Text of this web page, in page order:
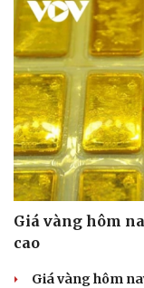
Du lịch
Tư vấn
Săn Tour
check-in
Giá vàng hôm
cao
Giá vàng hôm